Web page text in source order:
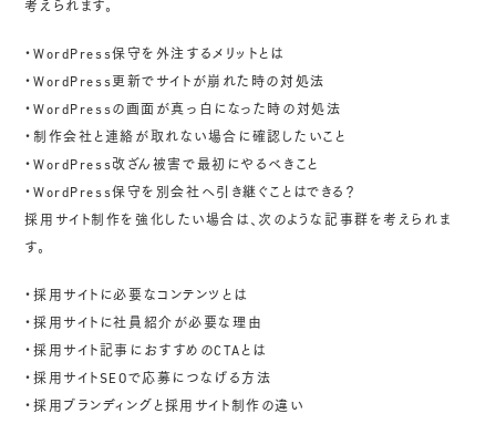
考えられます。
・WordPress保守を外注するメリットとは
・WordPress更新でサイトが崩れた時の対処法
・WordPressの画面が真っ白になった時の対処法
・制作会社と連絡が取れない場合に確認したいこと
・WordPress改ざん被害で最初にやるべきこと
・WordPress保守を別会社へ引き継ぐことはできる？
採用サイト制作を強化したい場合は、次のような記事群を考えられま
す。
・採用サイトに必要なコンテンツとは
・採用サイトに社員紹介が必要な理由
・採用サイト記事におすすめのCTAとは
・採用サイトSEOで応募につなげる方法
・採用ブランディングと採用サイト制作の違い